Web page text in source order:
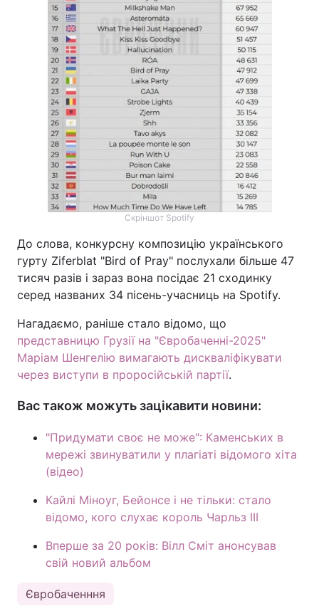
Скріншот Spotify
До слова, конкурсну композицію українського
гурту Ziferblat "Bird of Pray" послухали більше 47
тисяч разів і зараз вона посідає 21 сходинку
серед названих 34 пісень-учасниць на Spotify.
Нагадаємо, раніше стало відомо, що
представницю Грузії на "Євробаченні-2025"
Маріам Шенгелію вимагають дискваліфікувати
через виступи в проросійській партії.
Вас також можуть зацікавити новини:
"Придумати своє не може": Каменських в
мережі звинуватили у плагіаті відомого хіта
(відео)
Кайлі Міноуг, Бейонсе і не тільки: стало
відомо, кого слухає король Чарльз ІІІ
Вперше за 20 років: Вілл Сміт анонсував
свій новий альбом
Євробаченння